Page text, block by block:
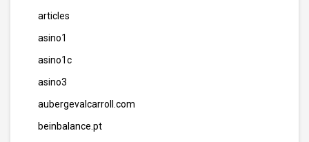
articles
asino1
asino1c
asino3
aubergevalcarroll.com
beinbalance.pt